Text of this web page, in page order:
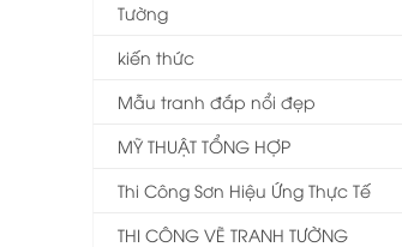
Tường
kiến thức
Mẫu tranh đắp nổi đẹp
MỸ THUẬT TỔNG HỢP
Thi Công Sơn Hiệu Ứng Thực Tế
THI CÔNG VẼ TRANH TƯỜNG